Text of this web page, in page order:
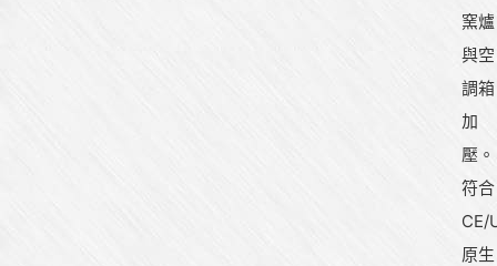
窯爐
與空
調箱
加
壓。
符合
CE/
原生